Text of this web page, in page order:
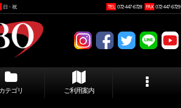
日・祝 TEL 072-447-6728 FAX 072-447-6729
カテゴリ ご利用案内